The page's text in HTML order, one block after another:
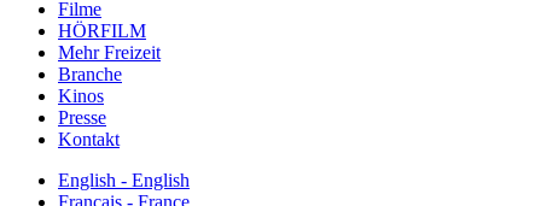
Filme
HÖRFILM
Mehr Freizeit
Branche
Kinos
Presse
Kontakt
English - English
Français - France